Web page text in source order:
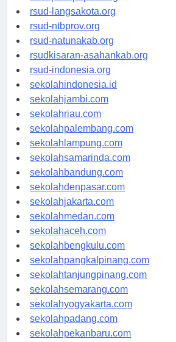
rsudtpi-kepriprov.org
rsud-langsakota.org
rsud-ntbprov.org
rsud-natunakab.org
rsudkisaran-asahankab.org
rsud-indonesia.org
sekolahindonesia.id
sekolahjambi.com
sekolahriau.com
sekolahpalembang.com
sekolahlampung.com
sekolahsamarinda.com
sekolahbandung.com
sekolahdenpasar.com
sekolahjakarta.com
sekolahmedan.com
sekolahaceh.com
sekolahbengkulu.com
sekolahpangkalpinang.com
sekolahtanjungpinang.com
sekolahsemarang.com
sekolahyogyakarta.com
sekolahpadang.com